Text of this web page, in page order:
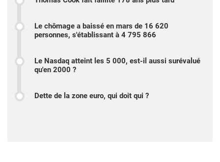
Le chômage a baissé en mars de 16 620
personnes, s'établissant à 4 795 866
Le Nasdaq atteint les 5 000, est-il aussi surévalué
qu'en 2000 ?
Dette de la zone euro, qui doit qui ?